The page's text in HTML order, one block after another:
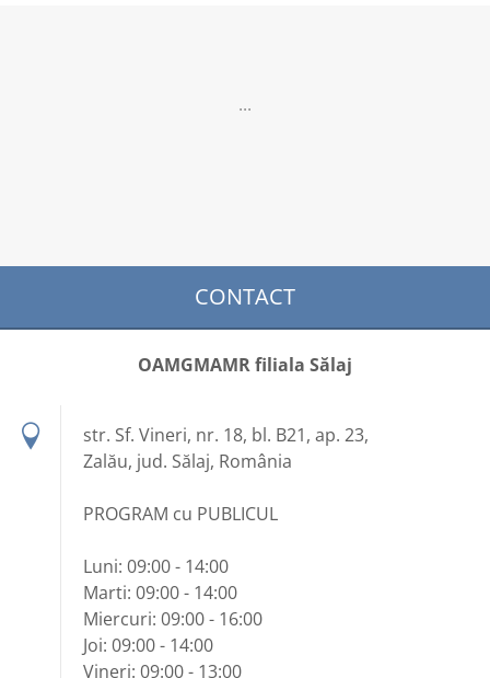
...
CONTACT
OAMGMAMR filiala Sălaj
str. Sf. Vineri, nr. 18, bl. B21, ap. 23,
Zalău, jud. Sălaj, România
PROGRAM cu PUBLICUL
Luni: 09:00 - 14:00
Marti: 09:00 - 14:00
Miercuri: 09:00 - 16:00
Joi: 09:00 - 14:00
Vineri: 09:00 - 13:00